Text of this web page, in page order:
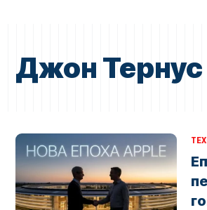
Джон Тернус